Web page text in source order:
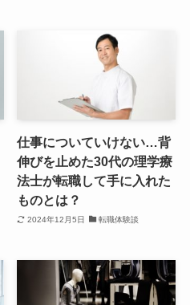
仕事についていけない…背
伸びを止めた30代の理学療
法士が転職して手に入れた
ものとは？
2024年12月5日 転職体験談